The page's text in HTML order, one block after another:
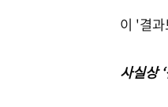
이 '결
사실상